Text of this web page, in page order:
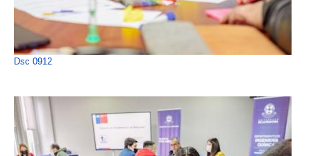
Dsc 0912